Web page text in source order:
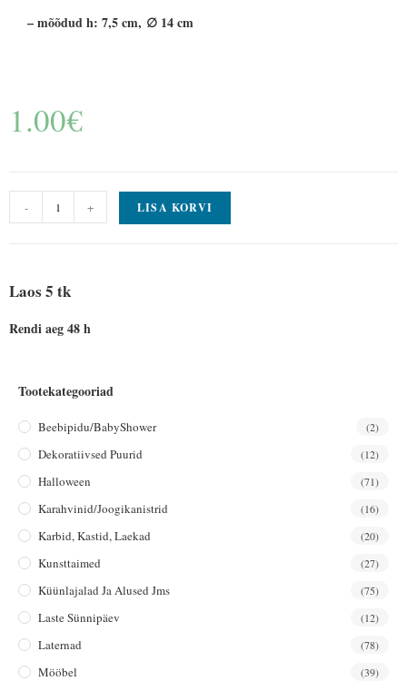
– mõõdud h: 7,5 cm, ∅ 14 cm
1.00€
- + LISA KORVI
Laos 5 tk
Rendi aeg 48 h
Tootekategooriad
Beebipidu/BabyShower (2)
Dekoratiivsed Puurid (12)
Halloween (71)
Karahvinid/joogikanistrid (16)
Karbid, Kastid, Laekad (20)
Kunsttaimed (27)
Küünlajalad Ja Alused Jms (75)
Laste Sünnipäev (12)
Laternad (78)
Mööbel (39)